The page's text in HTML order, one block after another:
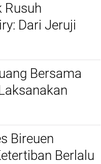
Rusuh
Dari Jeruji
Bersama
Diabetes
Bireuen
Berlalu